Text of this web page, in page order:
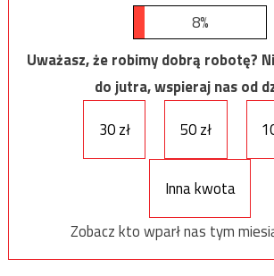
8%
Uważasz, że robimy dobrą robotę?
do jutra, wspieraj nas od
30 zł
50 zł
Inna kwota
Zobacz kto wparł nas tym